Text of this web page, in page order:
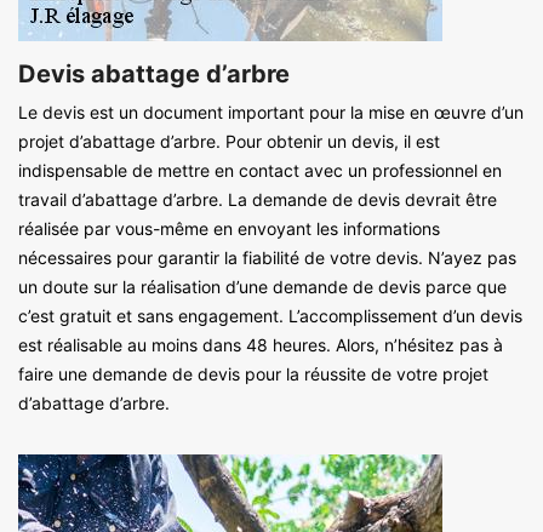
Devis abattage d’arbre
Le devis est un document important pour la mise en œuvre d’un
projet d’abattage d’arbre. Pour obtenir un devis, il est
indispensable de mettre en contact avec un professionnel en
travail d’abattage d’arbre. La demande de devis devrait être
réalisée par vous-même en envoyant les informations
nécessaires pour garantir la fiabilité de votre devis. N’ayez pas
un doute sur la réalisation d’une demande de devis parce que
c’est gratuit et sans engagement. L’accomplissement d’un devis
est réalisable au moins dans 48 heures. Alors, n’hésitez pas à
faire une demande de devis pour la réussite de votre projet
d’abattage d’arbre.